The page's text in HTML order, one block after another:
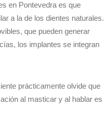
en Pontevedra es que
a la de los dientes naturales.
que pueden generar
los implantes se integran
prácticamente olvide que
al masticar y al hablar es